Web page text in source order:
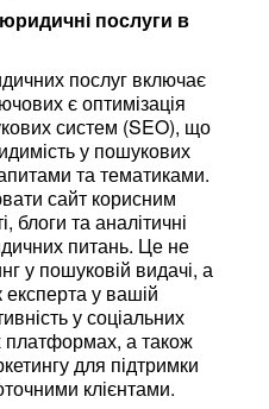
послуги в
послуг включає
є оптимізація
систем (SEO), що
у пошукових
та тематиками.
сайт корисним
блоги та аналітичні
питань. Це не
у пошуковій видачі, а
у вашій
у соціальних
а також
для підтримки
клієнтами.